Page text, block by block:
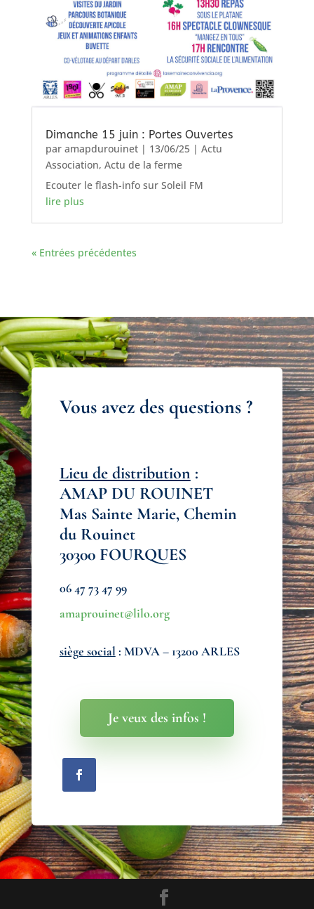
Dimanche 15 juin : Portes Ouvertes
par amapdurouinet| 13/06/25| Actu
Association, Actu de la ferme
Ecouter le flash-info sur Soleil FM
lire plus
« Entrées précédentes
Vous avez des questions ?
Lieu de distribution :
AMAP DU ROUINET
Mas Sainte Marie, Chemin
du Rouinet
30300 FOURQUES
‭06 47 73 47 99
amaprouinet@lilo.org
siège social : MDVA – 13200 ARLES
Je veux des infos !